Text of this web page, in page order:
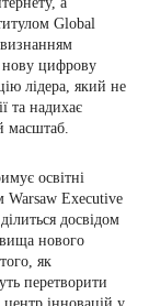
Global
нову цифрову
лідера, який не
та надихає
масштаб.
освітні
Warsaw Executive
досвідом
нового
як
перетворити